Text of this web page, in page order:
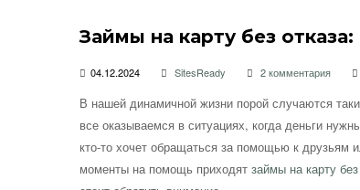
Займы на карту без
04.12.2024 SitesReady 2 комментария
В нашей динамичной жизни порой случаются
все оказываемся в ситуациях, когда деньги
кто-то хочет обращаться за помощью к друзьям
моменты на помощь приходят займы на карту без